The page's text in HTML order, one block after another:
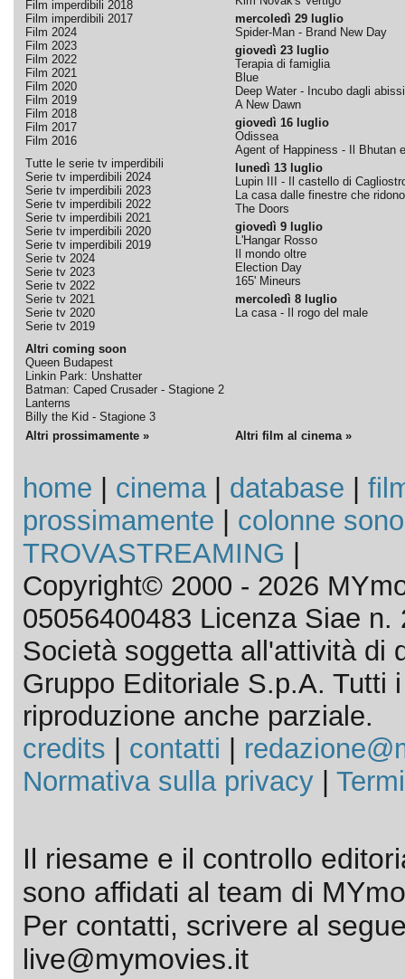
Film imperdibili 2018
Film imperdibili 2017
Film 2024
Film 2023
Film 2022
Film 2021
Film 2020
Film 2019
Film 2018
Film 2017
Film 2016
Tutte le serie tv imperdibili
Serie tv imperdibili 2024
Serie tv imperdibili 2023
Serie tv imperdibili 2022
Serie tv imperdibili 2021
Serie tv imperdibili 2020
Serie tv imperdibili 2019
Serie tv 2024
Serie tv 2023
Serie tv 2022
Serie tv 2021
Serie tv 2020
Serie tv 2019
Altri coming soon
Queen Budapest
Linkin Park: Unshatter
Batman: Caped Crusader - Stagione 2
Lanterns
Billy the Kid - Stagione 3
mercoledì 29 luglio
Spider-Man - Brand New Day
giovedì 23 luglio
Terapia di famiglia
Blue
Deep Water - Incubo dagli abissi
A New Dawn
giovedì 16 luglio
Odissea
Agent of Happiness - Il Bhutan
lunedì 13 luglio
Lupin III - Il castello di
La casa dalle finestre che ridono
The Doors
giovedì 9 luglio
L'Hangar Rosso
Il mondo oltre
Election Day
165' Mineurs
mercoledì 8 luglio
La casa - Il rogo del male
Altri prossimamente » Altri film al cinema »
home cinema| database
prossimamente
colonne
TROVASTREAMING
Copyright© 2000 - 2026
05056400483 Licenza Siae n.
Società soggetta all'attività di
Gruppo Editoriale S.p.A. Tutti
riproduzione anche parziale.
credits
contatti
Normativa sulla privacy|
Il riesame e il controllo
sono affidati al team di
Per contatti, scrivere al
live@mymovies.it